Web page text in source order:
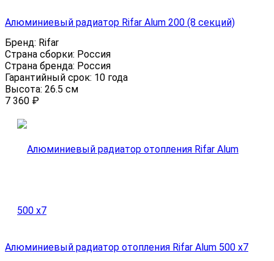
Алюминиевый радиатор Rifar Alum 200 (8 секций)
Бренд: Rifar
Страна сборки: Россия
Страна бренда: Россия
Гарантийный срок: 10 года
Высота: 26.5 см
7 360 ₽
Алюминиевый радиатор отопления Rifar Alum 500 x7